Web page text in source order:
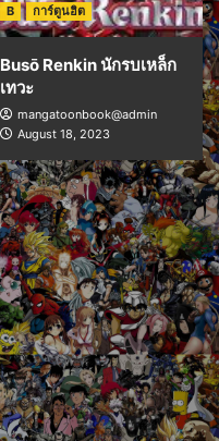
B การ์ตูนฮิต
Busō Renkin นักรบเหล็ก
เทวะ
mangatoonbook@admin
August 18, 2023